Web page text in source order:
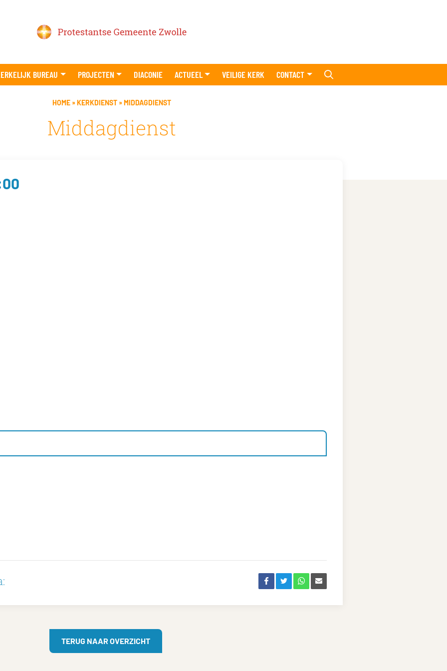
BUREAU PROJECTEN DIACONIE ACTUEEL VEILIGE KERK CONTACT
HOME »KERKDIENST »MIDDAGDIENST
Middagdienst
TERUG NAAR OVERZICHT